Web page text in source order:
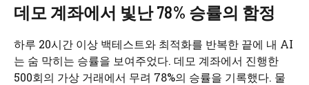
데모 계좌에서 빛난 78% 승률의 함정
하루 20시간 이상 백테스트와 최적화를 반복한 끝에 내 AI
는 숨 막히는 승률을 보여주었다. 데모 계좌에서 진행한
500회의 가상 거래에서 무려 78%의 승률을 기록했다. 물